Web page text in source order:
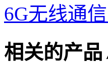
6G无线通
相关的产品